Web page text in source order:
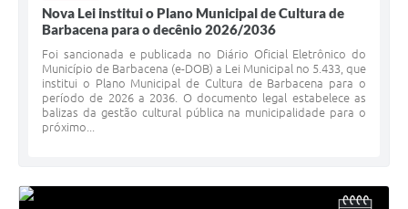
Nova Lei institui o Plano Municipal de Cultura de
Barbacena para o decênio 2026/2036
Foi sancionada e publicada no Diário Oficial Eletrônico do
Município de Barbacena (e-DOB) a Lei Municipal no 5.433, que
institui o Plano Municipal de Cultura de Barbacena para o
período de 2026 a 2036. O documento legal estabelece as
balizas da gestão cultural pública na municipalidade para o
próximo...